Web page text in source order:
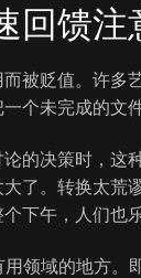
回馈
被贬值。许多
个未完成的文
的决策时，这
了。转换太荒
下午，人们也
领域的地方。